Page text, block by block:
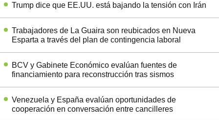
Trump dice que EE.UU. está bajando la tensión con Irán
Trabajadores de La Guaira son reubicados en Nueva
Esparta a través del plan de contingencia laboral
BCV y Gabinete Económico evalúan fuentes de
financiamiento para reconstrucción tras sismos
Venezuela y España evalúan oportunidades de
cooperación en conversación entre cancilleres